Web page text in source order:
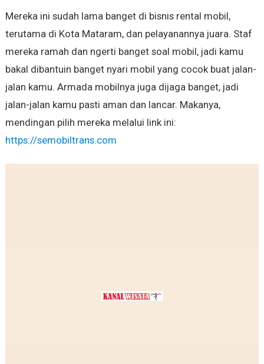
Mereka ini sudah lama banget di bisnis rental mobil,
terutama di Kota Mataram, dan pelayanannya juara. Staf
mereka ramah dan ngerti banget soal mobil, jadi kamu
bakal dibantuin banget nyari mobil yang cocok buat jalan-
jalan kamu. Armada mobilnya juga dijaga banget, jadi
jalan-jalan kamu pasti aman dan lancar. Makanya,
mendingan pilih mereka melalui link ini:
https://semobiltrans.com